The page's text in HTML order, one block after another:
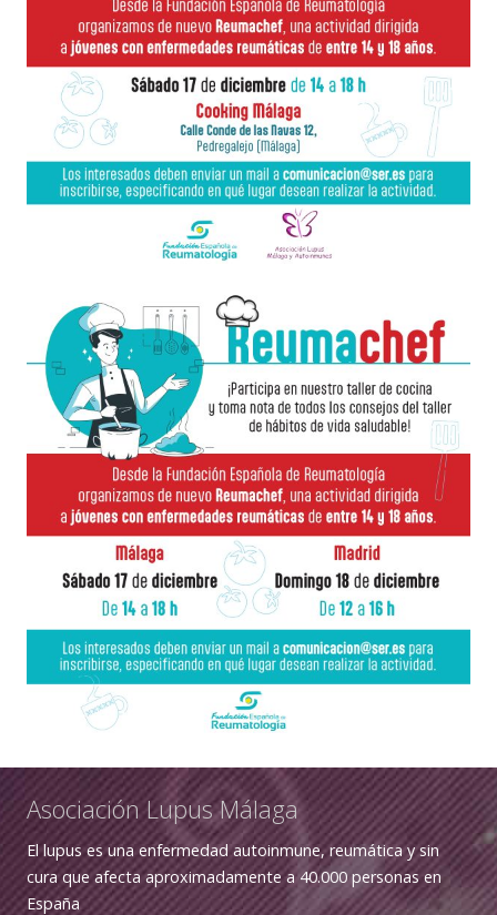
Asociación Lupus Málaga
El lupus es una enfermedad autoinmune, reumática y sin
cura que afecta aproximadamente a 40.000 personas en
España